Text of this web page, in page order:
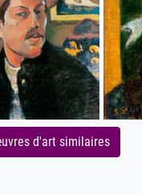
d'art similaires